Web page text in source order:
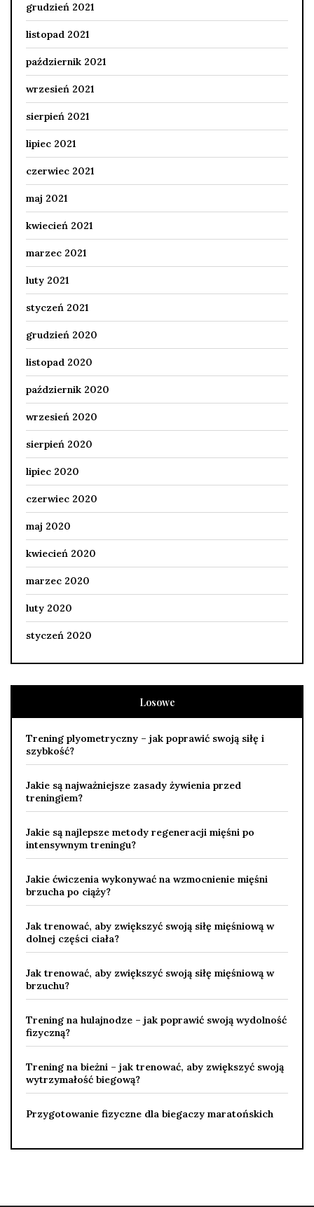
grudzień 2021
listopad 2021
październik 2021
wrzesień 2021
sierpień 2021
lipiec 2021
czerwiec 2021
maj 2021
kwiecień 2021
marzec 2021
luty 2021
styczeń 2021
grudzień 2020
listopad 2020
październik 2020
wrzesień 2020
sierpień 2020
lipiec 2020
czerwiec 2020
maj 2020
kwiecień 2020
marzec 2020
luty 2020
styczeń 2020
Losowe
Trening plyometryczny – jak poprawić swoją siłę i
szybkość?
Jakie są najważniejsze zasady żywienia przed
treningiem?
Jakie są najlepsze metody regeneracji mięśni po
intensywnym treningu?
Jakie ćwiczenia wykonywać na wzmocnienie mięśni
brzucha po ciąży?
Jak trenować, aby zwiększyć swoją siłę mięśniową w
dolnej części ciała?
Jak trenować, aby zwiększyć swoją siłę mięśniową w
brzuchu?
Trening na hulajnodze – jak poprawić swoją wydolność
fizyczną?
Trening na bieżni – jak trenować, aby zwiększyć swoją
wytrzymałość biegową?
Przygotowanie fizyczne dla biegaczy maratońskich